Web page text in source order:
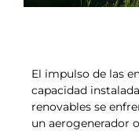
El impulso de las
capacidad
renovables se
un aerogenerador